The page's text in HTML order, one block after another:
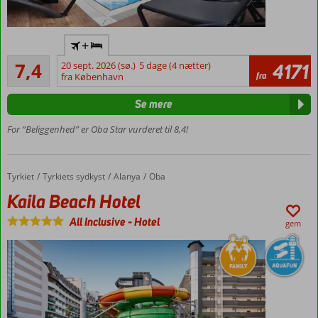
Gazipasa
Ultra All
Alanya
- 2km
Privat
Ligger
midt i
7,4
Tilfredsstillende
47
anmeldelser
+
20 sept. 2026 (sø.) 5 dage (4 nætter)
fra København
fra 4171
For “Beliggenhed” er Oba Star vurderet til 8,4!
Se mere
Forside
Tyrkiet Tyrkiets sydkyst Alanya Oba
Kaila Beach Hotel
Kaila Beach Hotel
All Inclusive-Hotel gem